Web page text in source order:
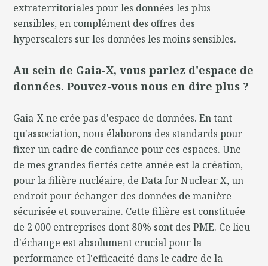
extraterritoriales pour les données les plus
sensibles, en complément des offres des
hyperscalers sur les données les moins sensibles.
Au sein de Gaia-X, vous parlez d'espace de
données. Pouvez-vous nous en dire plus ?
Gaia-X ne crée pas d'espace de données. En tant
qu'association, nous élaborons des standards pour
fixer un cadre de confiance pour ces espaces. Une
de mes grandes fiertés cette année est la création,
pour la filière nucléaire, de Data for Nuclear X, un
endroit pour échanger des données de manière
sécurisée et souveraine. Cette filière est constituée
de 2 000 entreprises dont 80% sont des PME. Ce lieu
d'échange est absolument crucial pour la
performance et l'efficacité dans le cadre de la